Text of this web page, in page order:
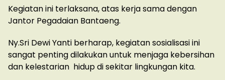
Kegiatan ini terlaksana, atas kerja sama dengan
Jantor Pegadaian Bantaeng.
Ny.Sri Dewi Yanti berharap, kegiatan sosialisasi ini
sangat penting dilakukan untuk menjaga kebersihan
dan kelestarian hidup di sekitar lingkungan kita.